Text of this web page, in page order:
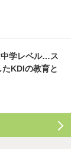
学レベル…ス
KDIの教育と